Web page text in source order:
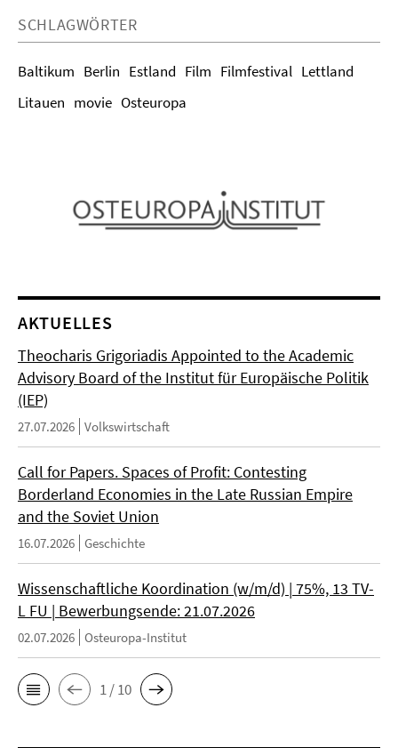
SCHLAGWÖRTER
Baltikum Berlin Estland Film Filmfestival Lettland
Litauen movie Osteuropa
AKTUELLES
Theocharis Grigoriadis Appointed to the Academic
Advisory Board of the Institut für Europäische Politik
(IEP)
27.07.2026 Volkswirtschaft
Call for Papers. Spaces of Profit: Contesting
Borderland Economies in the Late Russian Empire
and the Soviet Union
16.07.2026 Geschichte
Wissenschaftliche Koordination (w/m/d) | 75%, 13 TV-
L FU | Bewerbungsende: 21.07.2026
02.07.2026 Osteuropa-Institut
1 / 10